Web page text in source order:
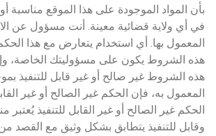
بأن المواد الموجودة على هذا الموقع مناسبة
في أي ولاية قضائية معينة. أنت مسؤول عن
المعمول بها. أي استخدام يتعارض مع هذا
هذه الشروط يكون على مسؤوليتك الخاصة،
هذه الشروط غير صالح أو غير قابل للتنفيذ
المعمول به، فإن الحكم غير الصالح أو غير
الحكم غير الصالح أو غير القابل للتنفيذ
وقابل للتنفيذ يتطابق بشكل وثيق مع القصد